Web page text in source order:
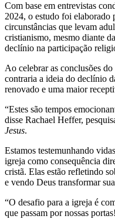
Com base em entrevistas
2024, o estudo foi elaborado
circunstâncias que levam
cristianismo, mesmo diante
declínio na participação
Ao celebrar as conclusões
contraria a ideia do declínio
renovado e uma maior
“Estes são tempos
disse Rachael Heffer,
Jesus.
Estamos testemunhando
igreja como consequência
cristã. Elas estão refletindo
e vendo Deus transformar
“O desafio para a igreja é
que passam por nossas